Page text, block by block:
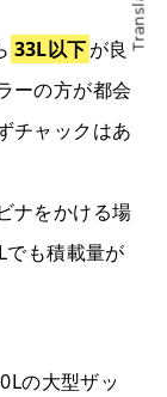
33L以下が良
ーの方が都会
チャックはあ
ナをかける場
でも積載量が
の大型ザッ